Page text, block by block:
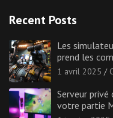
Recent Posts
Les
prend les
1 avril 2025
Serveur
votre partie